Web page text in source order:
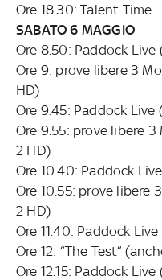
Ore 18.30: Talent Time
SABATO 6 MAGGIO
Ore 8.50: Paddock
Ore 9: prove libere 3
HD)
Ore 9.45: Paddock Live
Ore 9.55: prove libere
2 HD)
Ore 10.40: Paddock
Ore 10.55: prove libere
2 HD)
Ore 11.40: Paddock
Ore 12: “The Test”
Ore 12.15: Paddock